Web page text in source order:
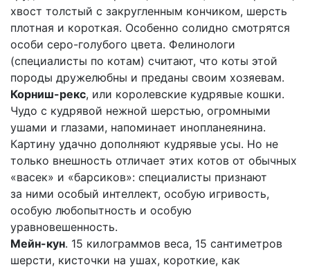
хвост толстый с закругленным кончиком, шерсть
плотная и короткая. Особенно солидно смотрятся
особи серо-голубого цвета. Фелинологи
(специалисты по котам) считают, что коты этой
породы дружелюбны и преданы своим хозяевам.
Корниш-рекс, или королевские кудрявые кошки.
Чудо с кудрявой нежной шерстью, огромными
ушами и глазами, напоминает инопланеянина.
Картину удачно дополняют кудрявые усы. Но не
только внешность отличает этих котов от обычных
«васек» и «барсиков»: специалисты признают
за ними особый интеллект, особую игривость,
особую любопытность и особую
уравновешенность.
Мейн-кун. 15 килограммов веса, 15 сантиметров
шерсти, кисточки на ушах, короткие, как